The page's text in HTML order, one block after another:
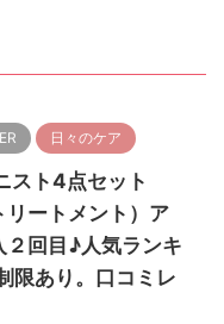
日々のケア
スト4点セット
リートメント）ア
２回目♪人気ランキ
限あり。口コミレ